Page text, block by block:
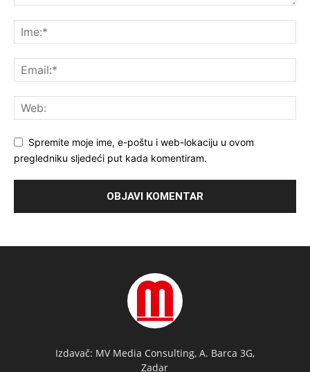
Spremite moje ime, e-poštu i web-lokaciju u ovom
pregledniku sljedeći put kada komentiram.
Izdavač: MV Media Consulting, A. Barca 3G,
Zadar